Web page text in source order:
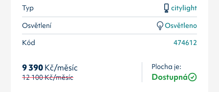
Typ
citylight
Osvětlení
Osvětleno
Kód
474612
9 390Kč/měsíc
12 100Kč/měsíc
Plocha je:
Dostupná